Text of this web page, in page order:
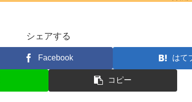
シェアする
Facebook はて
コピー